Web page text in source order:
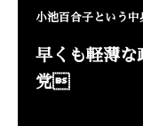
小池百合子という
早くも軽薄な
党